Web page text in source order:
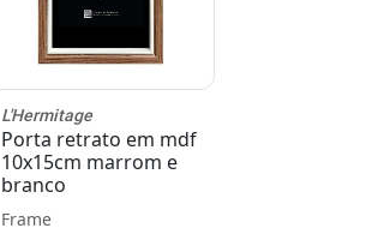
L'Hermitage
Porta retrato em mdf
10x15cm marrom e
branco
Frame